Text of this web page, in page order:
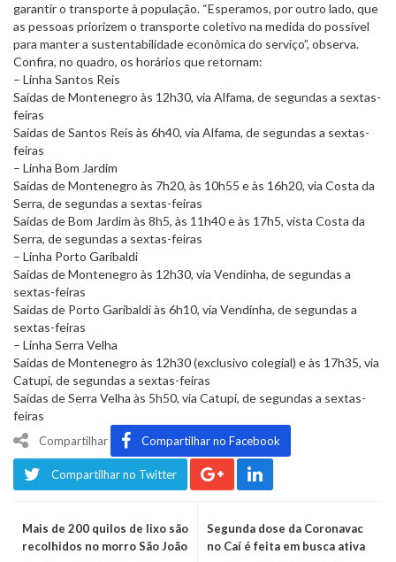
garantir o transporte à população. “Esperamos, por outro lado, que
as pessoas priorizem o transporte coletivo na medida do possível
para manter a sustentabilidade econômica do serviço”, observa.
Confira, no quadro, os horários que retornam:
– Linha Santos Reis
Saídas de Montenegro às 12h30, via Alfama, de segundas a sextas-
feiras
Saídas de Santos Reis às 6h40, via Alfama, de segundas a sextas-
feiras
– Linha Bom Jardim
Saídas de Montenegro às 7h20, às 10h55 e às 16h20, via Costa da
Serra, de segundas a sextas-feiras
Saídas de Bom Jardim às 8h5, às 11h40 e às 17h5, vista Costa da
Serra, de segundas a sextas-feiras
– Linha Porto Garibaldi
Saídas de Montenegro às 12h30, via Vendinha, de segundas a
sextas-feiras
Saídas de Porto Garibaldi às 6h10, via Vendinha, de segundas a
sextas-feiras
– Linha Serra Velha
Saídas de Montenegro às 12h30 (exclusivo colegial) e às 17h35, via
Catupi, de segundas a sextas-feiras
Saídas de Serra Velha às 5h50, via Catupi, de segundas a sextas-
feiras
Compartilhar Compartilhar no Facebook
Compartilhar no Twitter
Mais de 200 quilos de lixo são
recolhidos no morro São João
Segunda dose da Coronavac
no Caí é feita em busca ativa